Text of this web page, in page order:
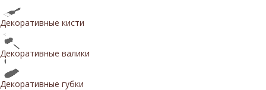
Декоративные кисти
Декоративные валики
Декоративные губки